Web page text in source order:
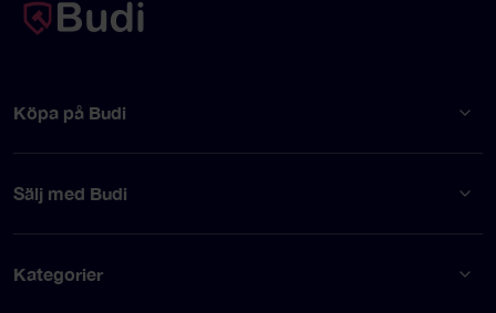
Köpa på Budi
Sälj med Budi
Kategorier